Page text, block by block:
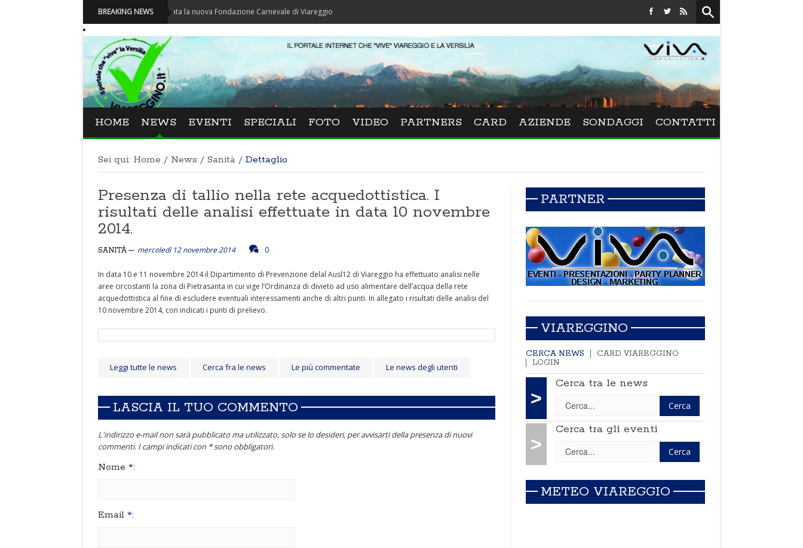
BREAKING NEWS
Carnevale - Nominata la nuova Fondazione Carnevale di Viareggio Festival La Versiliana - La direttrice lucchese Beatrice
HOME NEWS EVENTI SPECIALI FOTO VIDEO PARTNERS CARD AZIENDE SONDAGGI CONTATTI
Sei qui: Home / News / Sanità / Dettaglio
Presenza di tallio nella rete acquedottistica. I
risultati delle analisi effettuate in data 10 novembre
2014.
SANITÀ mercoledì 12 novembre 2014 0
In data 10 e 11 novembre 2014 il Dipartimento di Prevenzione delal Ausl12 di Viareggio ha effettuato analisi nelle
aree circostanti la zona di Pietrasanta in cui vige l’Ordinanza di divieto ad uso alimentare dell’acqua della rete
acquedottistica al fine di escludere eventuali interessamenti anche di altri punti. In allegato i risultati delle analisi del
10 novembre 2014, con indicati i punti di prelievo.
Leggi tutte le news Cerca fra le news Le più commentate Le news degli utenti
LASCIA IL TUO COMMENTO
L'indirizzo e-mail non sarà pubblicato ma utilizzato, solo se lo desideri, per avvisarti della presenza di nuovi
commenti. I campi indicati con * sono obbligatori.
Nome *:
Email *:
PARTNER
VIAREGGINO
CERCA NEWS
CARD VIAREGGINO
LOGIN
>
Cerca tra le news
>
Cerca tra gli eventi
METEO VIAREGGIO